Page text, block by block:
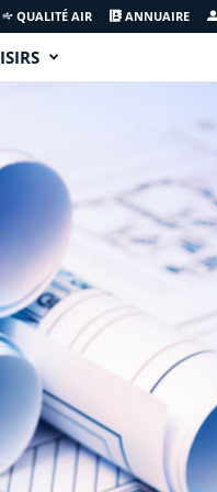
QUALITÉ AIR ANNUAIRE